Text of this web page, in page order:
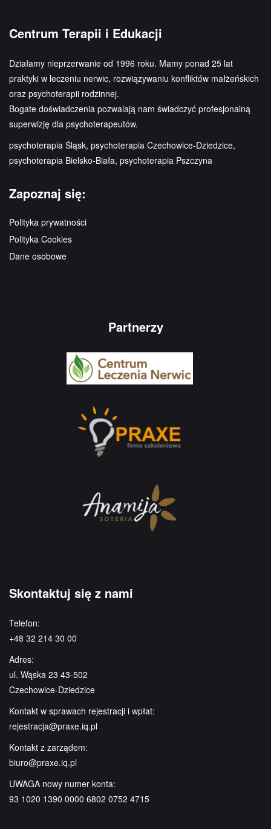
Centrum Terapii i Edukacji
Działamy nieprzerwanie od 1996 roku. Mamy ponad 25 lat
praktyki w leczeniu nerwic, rozwiązywaniu konfliktów małżeńskich
oraz psychoterapii rodzinnej.
Bogate doświadczenia pozwalają nam świadczyć profesjonalną
superwizję dla psychoterapeutów.
psychoterapia Śląsk, psychoterapia Czechowice-Dziedzice,
psychoterapia Bielsko-Biała, psychoterapia Pszczyna
Zapoznaj się:
Polityka prywatności
Polityka Cookies
Dane osobowe
Partnerzy
Skontaktuj się z nami
Telefon:
+48 32 214 30 00
Adres:
ul. Wąska 23 43-502
Czechowice-Dziedzice
Kontakt w sprawach rejestracji i wpłat:
rejestracja@praxe.iq.pl
Kontakt z zarządem:
biuro@praxe.iq.pl
UWAGA nowy numer konta:
93 1020 1390 0000 6802 0752 4715